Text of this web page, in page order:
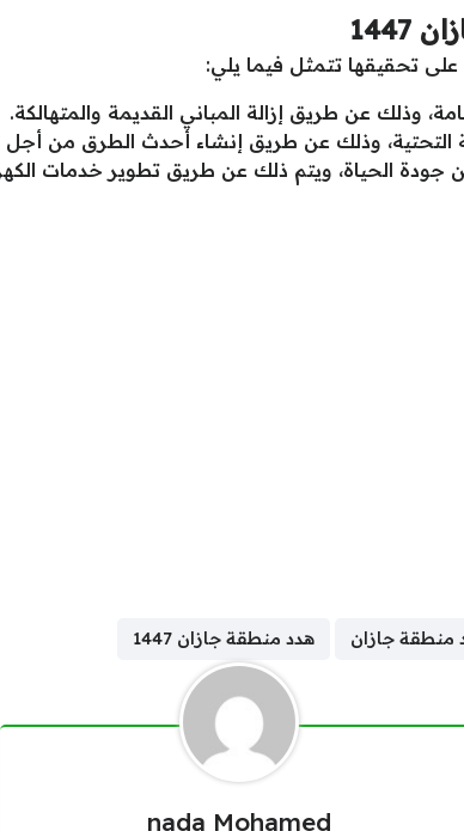
على تحقيقها تتمثل فيما يلي:
وذلك عن طريق إزالة المباني القديمة والمتهالكة.
وذلك عن طريق إنشاء أحدث الطرق من أجل
جودة الحياة، ويتم ذلك عن طريق تطوير خدمات
منطقة جازان هدد منطقة جازان 1447
nada Mohamed